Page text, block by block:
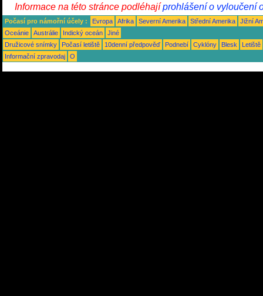
Informace na této stránce podléhajíprohlášení o vyloučení
Počasí pro námořní účely : Evropa Afrika Severní Amerika Střední Amerika
Jižní
Oceánie
Austrálie Indický oceán
Jiné
Družicové snímky
Počasí letiště 10denní předpověď Podnebí Cyklóny Blesk
Letiště
Informační zpravodaj
O